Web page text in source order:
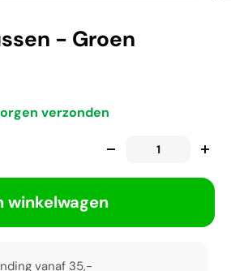
- Groen
verzonden
winkelwagen
vanaf 35,-